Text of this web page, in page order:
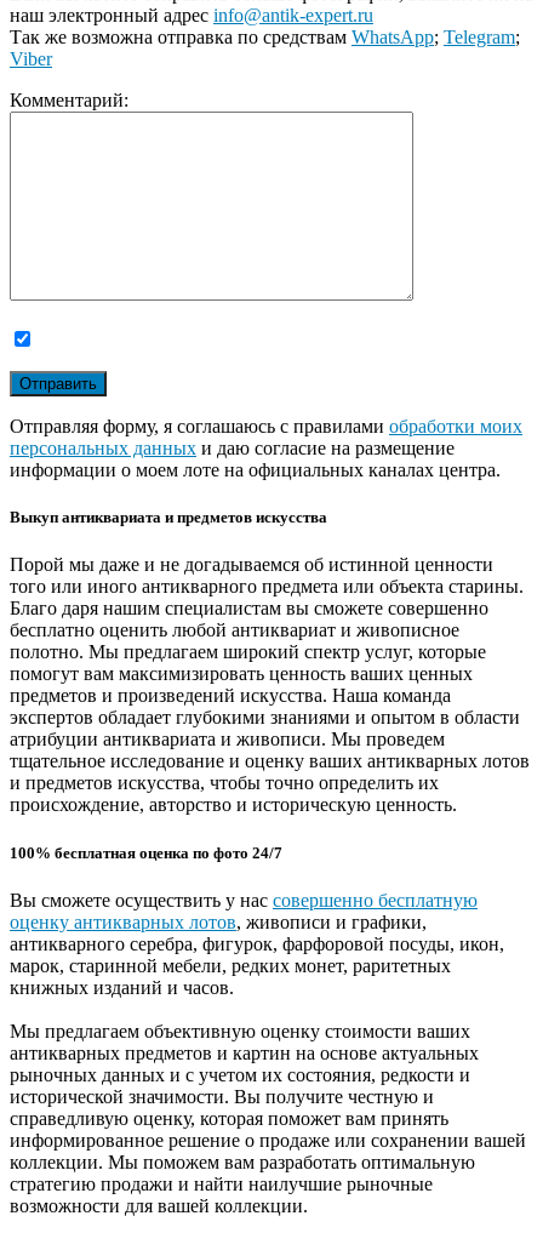
наш электронный адрес info@antik-expert.ru
Так же возможна отправка по средствам WhatsApp; Telegram;
Viber
Комментарий:
Отправляя форму, я соглашаюсь с правилами обработки моих
персональных данных и даю согласие на размещение
информации о моем лоте на официальных каналах центра.
Выкуп антиквариата и предметов искусства
Порой мы даже и не догадываемся об истинной ценности
того или иного антикварного предмета или объекта старины.
Благо даря нашим специалистам вы сможете совершенно
бесплатно оценить любой антиквариат и живописное
полотно. Мы предлагаем широкий спектр услуг, которые
помогут вам максимизировать ценность ваших ценных
предметов и произведений искусства. Наша команда
экспертов обладает глубокими знаниями и опытом в области
атрибуции антиквариата и живописи. Мы проведем
тщательное исследование и оценку ваших антикварных лотов
и предметов искусства, чтобы точно определить их
происхождение, авторство и историческую ценность.
100% бесплатная оценка по фото 24/7
Вы сможете осуществить у нас совершенно бесплатную
оценку антикварных лотов, живописи и графики,
антикварного серебра, фигурок, фарфоровой посуды, икон,
марок, старинной мебели, редких монет, раритетных
книжных изданий и часов.
Мы предлагаем объективную оценку стоимости ваших
антикварных предметов и картин на основе актуальных
рыночных данных и с учетом их состояния, редкости и
исторической значимости. Вы получите честную и
справедливую оценку, которая поможет вам принять
информированное решение о продаже или сохранении вашей
коллекции. Мы поможем вам разработать оптимальную
стратегию продажи и найти наилучшие рыночные
возможности для вашей коллекции.